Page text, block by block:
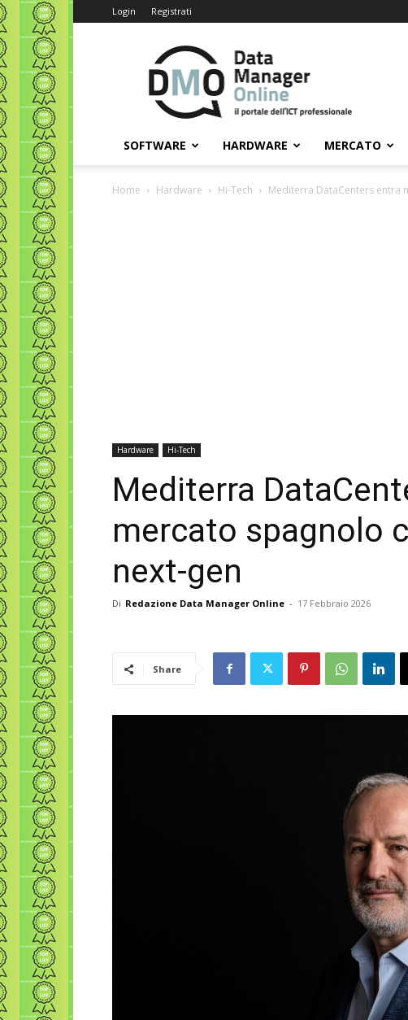
Login Registrati
Data
Manager
Online
SOFTWARE HARDWARE MERCATO
Home Hardware Hi-Tech Mediterra DataCenters entra
Hardware Hi-Tech
Mediterra
mercato spagnolo
next-gen
Di Redazione Data Manager Online - 17 Febbraio 2026
Share